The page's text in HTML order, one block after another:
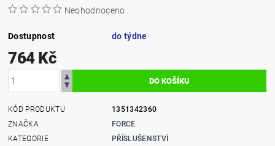
Neohodnoceno
Dostupnost do týdne
764 Kč
KÓD PRODUKTU
1351342360
ZNAČKA
FORCE
KATEGORIE
PŘÍSLUŠENSTVÍ